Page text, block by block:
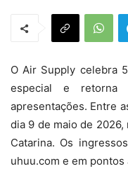
O Air Supply celebra
especial e
apresentações. Entre
dia 9 de maio de 2026,
Catarina. Os
uhuu.com e em pontos